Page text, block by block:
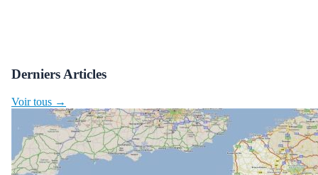
Derniers Articles
Voir tous →